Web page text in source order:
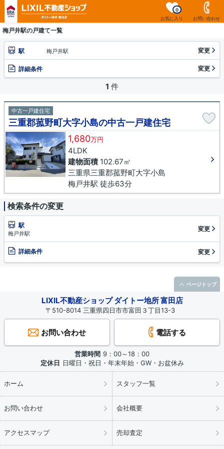
お気に入り
0
お問い合わせ
梅戸井駅の戸建て一覧
駅 梅戸井駅 変更
詳細条件 変更
1 件
中古一戸建住宅
三重郡菰野町大字小島の中古一戸建住宅
1,680万円
4LDK
建物面積102.67㎡
三重県三重郡菰野町大字小島
梅戸井駅 徒歩63分
検索条件の変更
駅
梅戸井駅
変更
詳細条件 変更
LIXIL不動産ショップ ダイトー地所 富田店
〒510-8014 三重県四日市市富田３丁目13-3
お問い合わせ 電話する
営業時間 9：00～18：00
定休日 日曜日・祝日・年末年始・GW・お盆休み
ホーム スタッフ一覧
お問い合わせ 会社概要
アクセスマップ 売却査定
ページトップ